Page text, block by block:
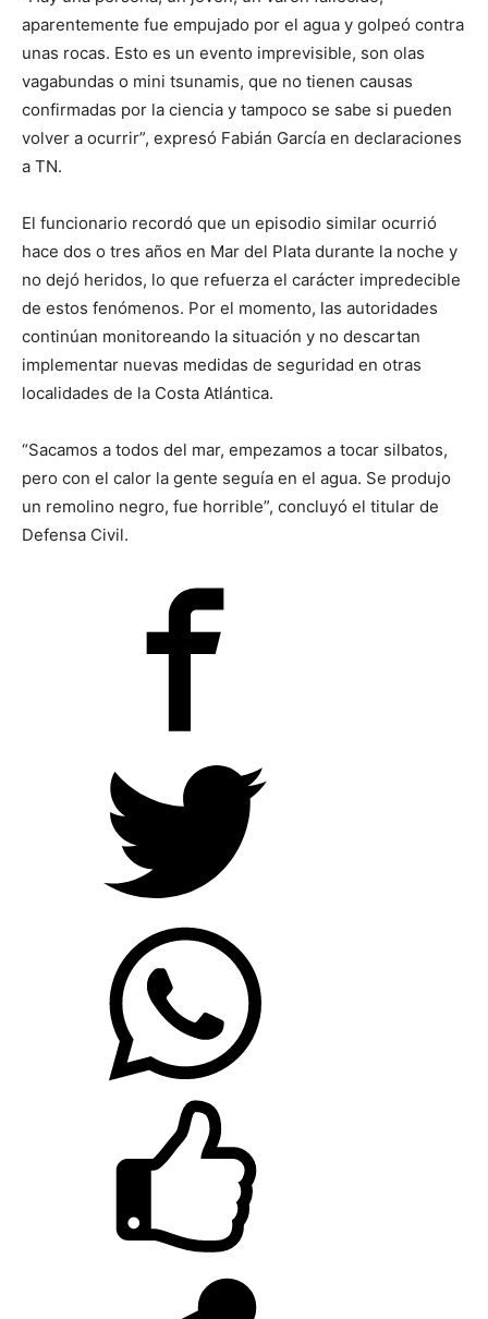
aparentemente fue empujado por el agua y golpeó contra
unas rocas. Esto es un evento imprevisible, son olas
vagabundas o mini tsunamis, que no tienen causas
confirmadas por la ciencia y tampoco se sabe si pueden
volver a ocurrir”, expresó Fabián García en declaraciones
a TN.
El funcionario recordó que un episodio similar ocurrió
hace dos o tres años en Mar del Plata durante la noche y
no dejó heridos, lo que refuerza el carácter impredecible
de estos fenómenos. Por el momento, las autoridades
continúan monitoreando la situación y no descartan
implementar nuevas medidas de seguridad en otras
localidades de la Costa Atlántica.
“Sacamos a todos del mar, empezamos a tocar silbatos,
pero con el calor la gente seguía en el agua. Se produjo
un remolino negro, fue horrible”, concluyó el titular de
Defensa Civil.